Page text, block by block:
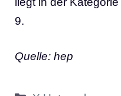
9.
Quelle: hep